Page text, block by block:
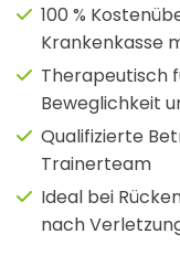
100 %
Krankenkasse
Therapeutisch
Beweglichkeit
Qualifizierte
Trainerteam
Ideal bei
nach